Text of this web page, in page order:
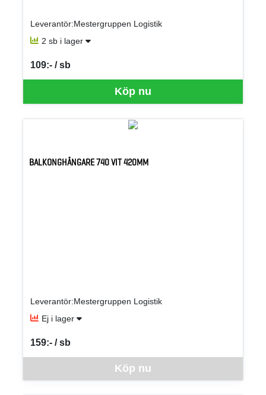
Leverantör:Mestergruppen Logistik
2 sb i lager
Köp nu
109:- / sb
SEK per SB
BALKONGHÄNGARE 740 VIT 420MM
Leverantör:Mestergruppen Logistik
Ej i lager
Köp nu
159:- / sb
SEK per SB